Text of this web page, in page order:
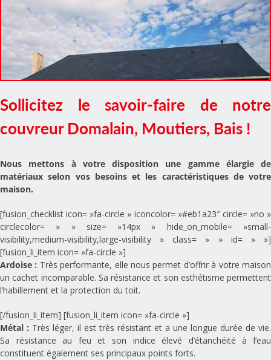
Sollicitez le savoir-faire de notre
couvreur Domalain, Moutiers, Bais !
Nous mettons à votre disposition une gamme élargie de
matériaux selon vos besoins et les caractéristiques de votre
maison.
[fusion_checklist icon= »fa-circle » iconcolor= »#eb1a23″ circle= »no »
circlecolor= » » size= »14px » hide_on_mobile= »small-
visibility,medium-visibility,large-visibility » class= » » id= » »]
[fusion_li_item icon= »fa-circle »]
Ardoise : Très performante, elle nous permet d’offrir à votre maison
un cachet incomparable. Sa résistance et son esthétisme permettent
l’habillement et la protection du toit.
[/fusion_li_item] [fusion_li_item icon= »fa-circle »]
Métal : Très léger, il est très résistant et a une longue durée de vie.
Sa résistance au feu et son indice élevé d’étanchéité à l’eau
constituent également ses principaux points forts.